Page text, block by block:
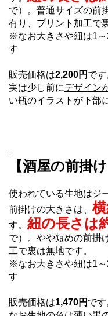
で）。普通サイズの前
有り、プリント加工で
※なお大きさや紐は1
す
販売価格は2,200円 です
実は少し前にデザイン
い瓶のイラストが下部
【酒屋の前掛
使われている生地はジ
前掛けの大きさは、
す。 紐の長さは
で）。やや短めの前掛
工で裏は無地です。
※なお大きさや紐は1
す
販売価格は1,470円 です